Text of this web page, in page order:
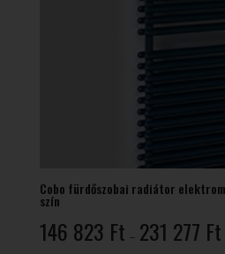
Cobo fürdőszobai radiátor
szín
146 823 Ft – 231 277 Ft